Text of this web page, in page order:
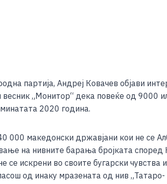
партија, Андреј Ковачев објави
„Монитор“ дека повеќе од 9000
2020 година.
000 македонски државјани кои не се
на нивните барања бројката
се искрени во своите бугарски
од инаку мразената од нив „Татаро-